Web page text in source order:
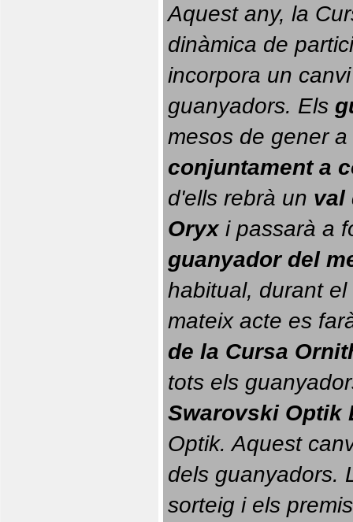
Aquest any, la
dinàmica de
incorpora un
guanyadors. Els
conjuntament a
d'ells rebrà un val
Oryx i passarà a
guanyador del
habitual, durant el
mateix acte es
de la Cursa
tots els
Swarovski Optik
Optik. Aquest
dels guanyadors.
sorteig i els